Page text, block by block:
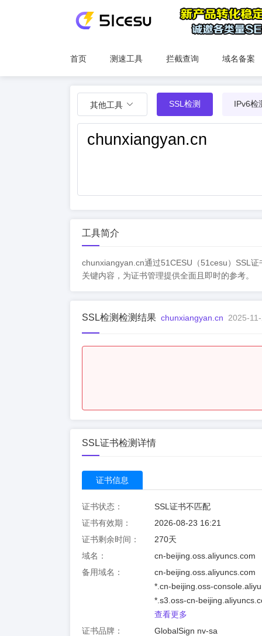
首页 测速工具 拦截查询 域名备案
其他工具 SSL检测 IPv6检
工具简介
chunxiangyan.cn通过51CESU（51cesu）SSL
关键内容，为证书管理提供全面且即时的参考。
SSL检测检测结果 chunxiangyan.cn 2025-
SSL证书检测详情
证书信息
证书状态：
SSL证书不匹配
证书有效期：
2026-08-23 16:21
证书剩余时间：
270天
域名：
cn-beijing.oss.aliyuncs.com
备用域名：
cn-beijing.oss.aliyuncs.com
*.cn-beijing.oss-
*.s3.oss-cn-
查看更多
证书品牌：
GlobalSign nv-sa